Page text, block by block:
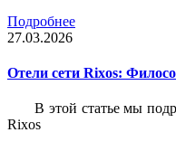
Подробнее
27.03.2026
Отели сети Rixos:
В этой статье мы
Rixos